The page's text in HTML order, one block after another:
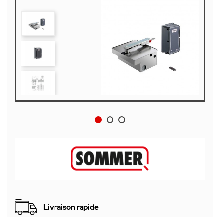
Livraison rapide